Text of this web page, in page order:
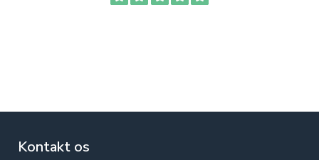
Kontakt os